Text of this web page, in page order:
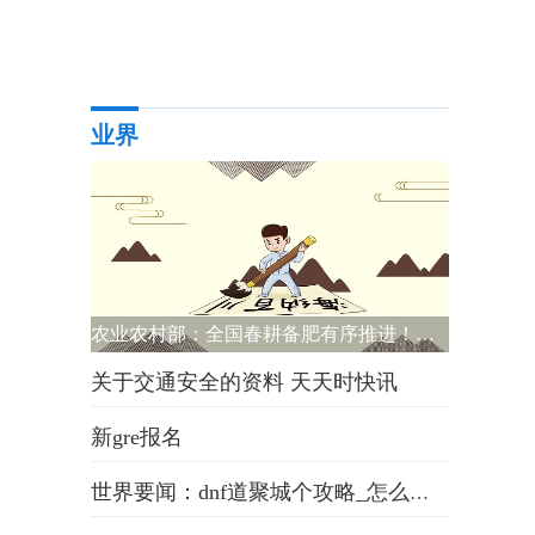
业界
农业农村部：全国春耕备肥有序推进！粮食主产省化肥到位进度超80%
关于交通安全的资料 天天时快讯
新gre报名
世界要闻：dnf道聚城个攻略_怎么玩道聚城